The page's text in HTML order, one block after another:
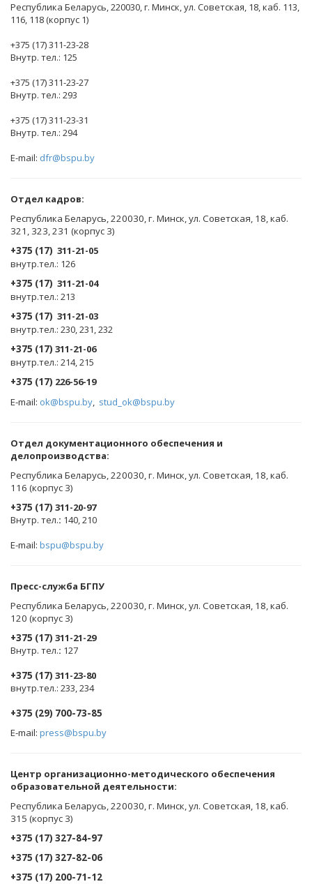
Республика Беларусь, 220030, г. Минск, ул. Советская, 18, каб. 113,
116, 118 (корпус 1)
+375 (17) 311-23-28
Внутр. тел.: 125
+375 (17) 311-23-27
Внутр. тел.: 293
+375 (17) 311-23-31
Внутр. тел.: 294
E-mail: dfr@bspu.by
Отдел кадров:
Республика Беларусь, 220030, г. Минск, ул. Советская, 18, каб.
321, 323, 231 (корпус 3)
+375 (17) 311-21-05
внутр.тел.: 126
+375 (17) 311-21-04
внутр.тел.: 213
+375 (17) 311-21-03
внутр.тел.: 230, 231, 232
+375 (17) 311-21-06
внутр.тел.: 214, 215
+375 (17) 226-56-19
E-mail: ok@bspu.by, stud_ok@bspu.by
Oтдел документационного обеспечения и
делопроизводства:
Республика Беларусь, 220030, г. Минск, ул. Советская, 18, каб.
116 (корпус 3)
+375 (17) 311-20-97
Внутр. тел.: 140, 210
E-mail: bspu@bspu.by
Пресс-служба БГПУ
Республика Беларусь, 220030, г. Минск, ул. Советская, 18, каб.
120 (корпус 3)
+375 (17) 311-21-29
Внутр. тел.: 127
+375 (17) 311-23-80
внутр.тел.: 233, 234
+375 (29) 700-73-85
E-mail: press@bspu.by
Центр организационно-методического обеспечения
образовательной деятельности:
Республика Беларусь, 220030, г. Минск, ул. Советская, 18, каб.
315 (корпус 3)
+375 (17) 327-84-97
+375 (17) 327-82-06
+375 (17) 200-71-12